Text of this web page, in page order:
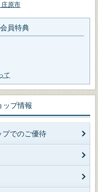
庄原市
員特典
て
ップ情報
プでのご優待